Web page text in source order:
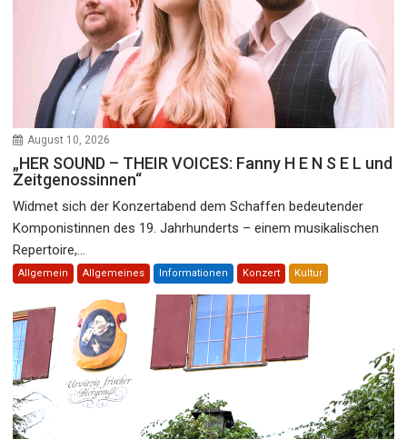
August 10, 2026
„HER SOUND – THEIR VOICES: Fanny H E N S E L und
Zeitgenossinnen“
Widmet sich der Konzertabend dem Schaffen bedeutender
Komponistinnen des 19. Jahrhunderts – einem musikalischen
Repertoire,...
Allgemein Allgemeines Informationen Konzert Kultur